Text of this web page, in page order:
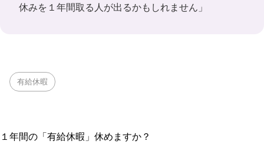
休みを１年間取る人が出るかもしれません」
有給休暇
１年間の「有給休暇」休めますか？